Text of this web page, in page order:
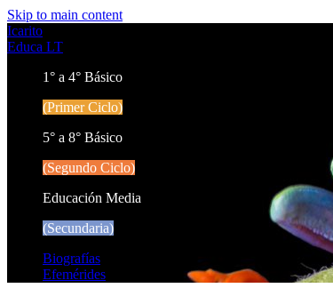
Skip to main content
Icarito
Educa LT
1° a 4° Básico
(Primer Ciclo)
5° a 8° Básico
(Segundo Ciclo)
Educación Media
(Secundaria)
Biografías
Efemérides